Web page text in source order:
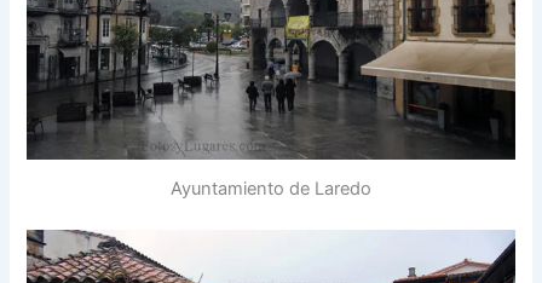
Ayuntamiento de Laredo